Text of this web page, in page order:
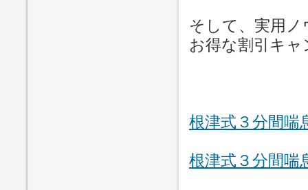
そして、実用
お得な割引キ
根津式３分間
根津式３分間